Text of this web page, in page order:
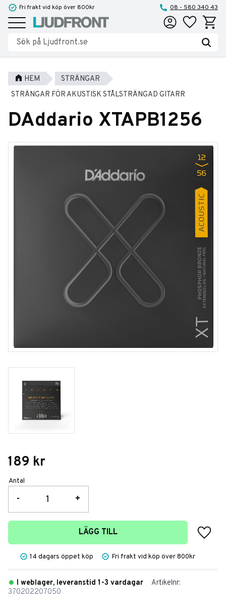
Meny
Fri frakt vid köp över 800kr 08 - 580 340 43
Favoriter
HEM
STRÄNGAR
STRÄNGAR FÖR AKUSTISK STÅLSTRÄNGAD GITARR
DAddario XTAPB1256
189 kr
Antal
+
-
LÄGG TILL
Lägg
14 dagars öppet köp Fri frakt vid köp över 800kr
I weblager, leveranstid 1-3 vardagar
Artikelnr
370202207050